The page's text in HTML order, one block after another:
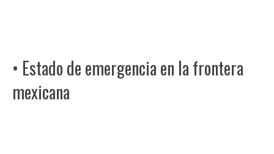
• Estado de emergencia en la frontera
mexicana